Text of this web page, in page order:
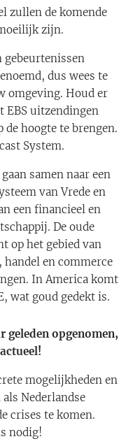
zullen de komende
zijn.
gebeurtenissen
dus wees te
omgeving. Houd er
EBS uitzendingen
hoogte te brengen.
System.
samen naar een
van Vrede en
een financieel en
De oude
op het gebied van
en commerce
In America komt
wat goud gedekt is.
geleden opgenomen,
mogelijkheden en
Nederlandse
crises te komen.
nodig!